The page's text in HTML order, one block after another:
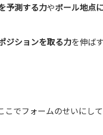
予測する力やボール地点
ジションを取る力を伸ば
こでフォームのせいにして